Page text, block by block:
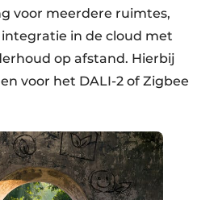
voor meerdere ruimtes,
in de cloud met
op afstand. Hierbij
voor het DALI-2 of Zigbee